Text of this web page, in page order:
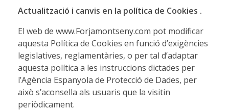
Actualització i canvis en la política de Cookies .
El web de www.Forjamontseny.com pot modificar
aquesta Política de Cookies en funció d’exigències
legislatives, reglamentàries, o per tal d’adaptar
aquesta política a les instruccions dictades per
l’Agència Espanyola de Protecció de Dades, per
això s’aconsella als usuaris que la visitin
periòdicament.